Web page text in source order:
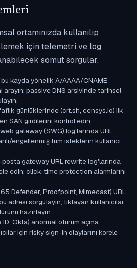
ortamınızda kullanılıp
için telemetri ve log
somut sorgular.
bu kayda yönelik A/AAAA/CNAME
passive DNS arşivinde tarihsel
günlüklerinde (crt.sh, censys.io) ilk
SAN girdilerini kontrol edin.
gateway (SWG) log'larında URL
engellenmiş tüm isteklerin kullanıcı
posta gateway URL rewrite log'larında
edin; click-time protection alarmlarını
Defender, Proofpoint, Mimecast) URL
adresi sorgulayın; tıklayan kullanıcılar
hazırlayın.
ID, Okta) anormal oturum açma
için risky sign-in olaylarını korele